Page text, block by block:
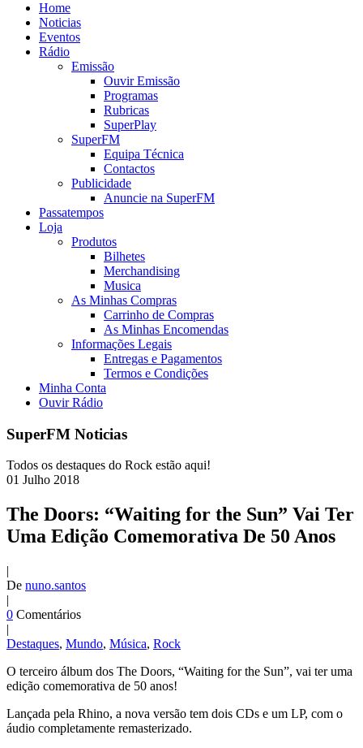
Home
Noticias
Eventos
Rádio
Emissão
Ouvir Emissão
Programas
Rubricas
SuperPlay
SuperFM
Equipa Técnica
Contactos
Publicidade
Anuncie na SuperFM
Passatempos
Loja
Produtos
Bilhetes
Merchandising
Musica
As Minhas Compras
Carrinho de Compras
As Minhas Encomendas
Informações Legais
Entregas e Pagamentos
Termos e Condições
Minha Conta
Ouvir Rádio
SuperFM Noticias
Todos os destaques do Rock estão aqui!
01 Julho 2018
The Doors: “Waiting for the Sun” Vai Ter
Uma Edição Comemorativa De 50 Anos
|
De nuno.santos
|
0 Comentários
|
Destaques, Mundo, Música, Rock
O terceiro álbum dos The Doors, “Waiting for the Sun”, vai ter uma
edição comemorativa de 50 anos!
Lançada pela Rhino, a nova versão tem dois CDs e um LP, com o
áudio completamente remasterizado.